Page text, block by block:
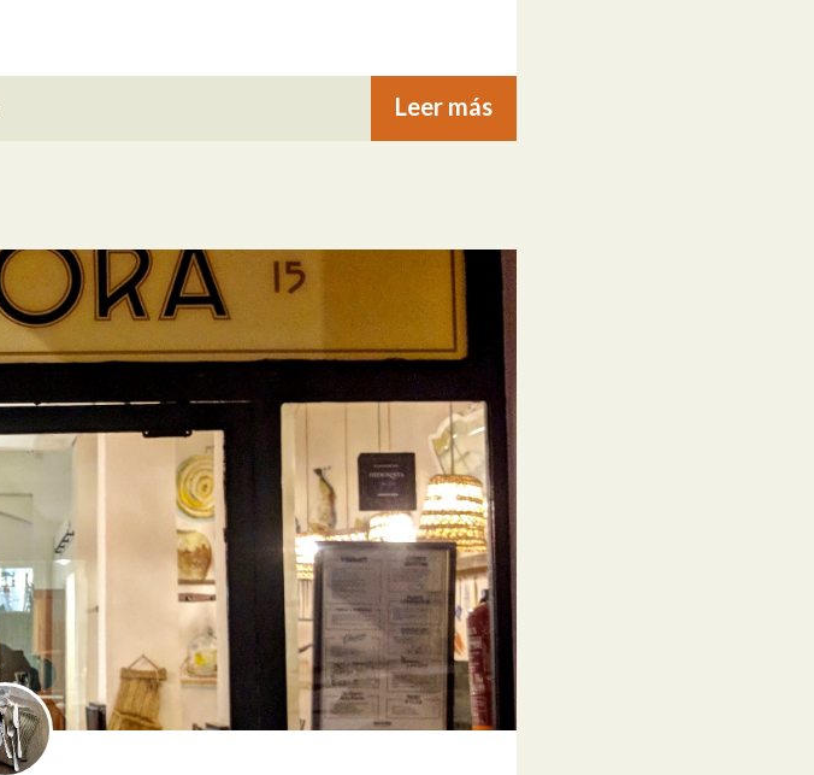
Leer más